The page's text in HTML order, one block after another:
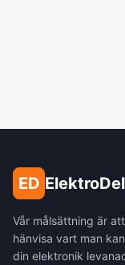
ED ElektroDel
Vår målsättning är
hänvisa vart man
din elektronik